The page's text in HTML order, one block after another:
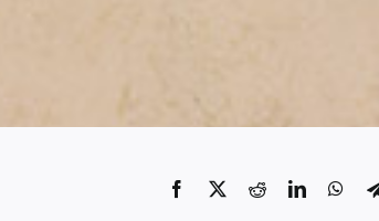
Facebook
X RedditLinkedIn